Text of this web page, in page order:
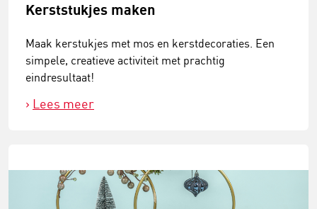
Kerststukjes maken
Maak kerstukjes met mos en kerstdecoraties. Een
simpele, creatieve activiteit met prachtig
eindresultaat!
Lees meer